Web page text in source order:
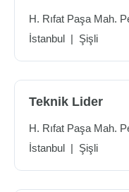
H. Rıfat Paşa Mah.
İstanbul | Şişli
Teknik Lider
H. Rıfat Paşa Mah.
İstanbul | Şişli